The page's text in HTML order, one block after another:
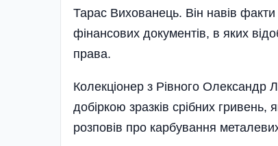
Тарас Вихованець. Він навів
фінансових документів, в яких
права.
Колекціонер з Рівного Олександр
добіркою зразків срібних гривень,
розповів про карбування